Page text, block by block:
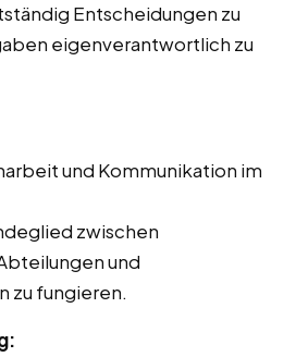
Entscheidungen zu
eigenverantwortlich zu
und Kommunikation im
zwischen
und
zu fungieren.